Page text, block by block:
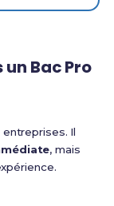
Bac Pro
Il
, mais